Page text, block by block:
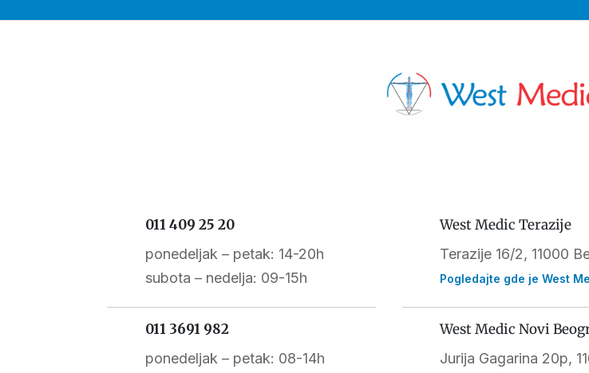
011 409 25 20
ponedeljak – petak: 14-20h
subota – nedelja: 09-15h
011 3691 982
ponedeljak – petak: 08-14h
West Medic Terazije
Terazije 16/2, 11000
Pogledajte gde je West
West Medic Novi
Jurija Gagarina 20p,